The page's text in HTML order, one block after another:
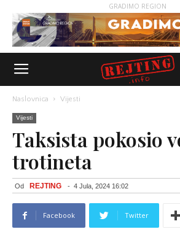
GRADIMO REGION
Naslovnica Vijesti
Vijesti
Taksista pokosio
trotineta
Od REJTING - 4 Jula, 2024 16:02
Facebook Twitter